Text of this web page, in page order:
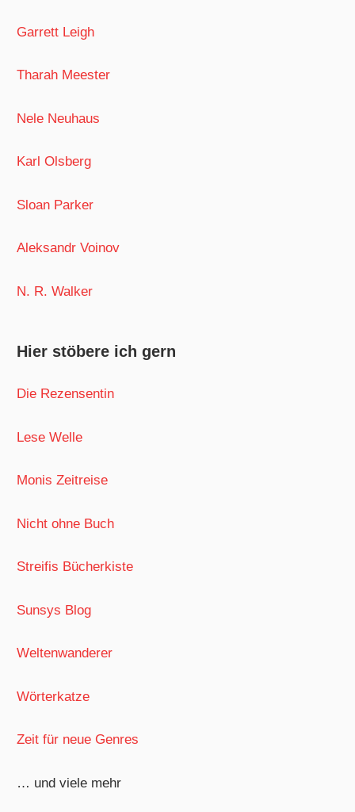
Garrett Leigh
Tharah Meester
Nele Neuhaus
Karl Olsberg
Sloan Parker
Aleksandr Voinov
N. R. Walker
Hier stöbere ich gern
Die Rezensentin
Lese Welle
Monis Zeitreise
Nicht ohne Buch
Streifis Bücherkiste
Sunsys Blog
Weltenwanderer
Wörterkatze
Zeit für neue Genres
… und viele mehr